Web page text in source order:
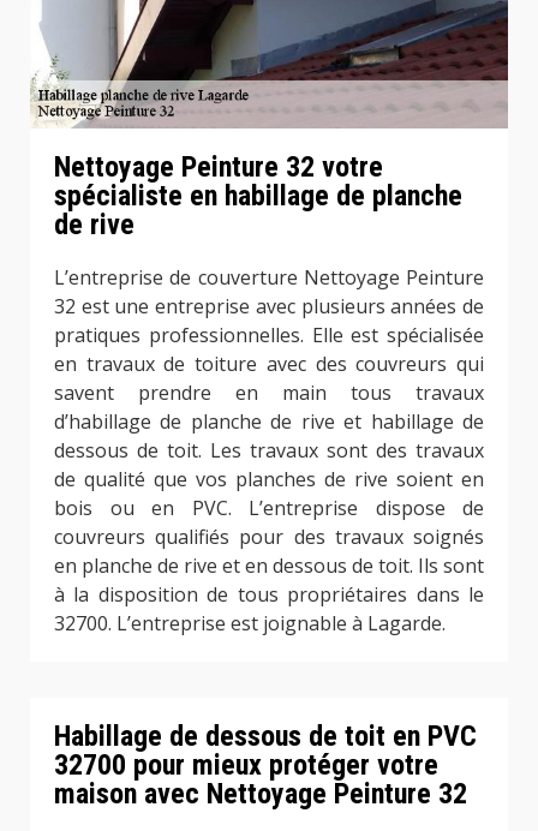
Nettoyage Peinture 32 votre
spécialiste en habillage de planche
de rive
L’entreprise de couverture Nettoyage Peinture
32 est une entreprise avec plusieurs années de
pratiques professionnelles. Elle est spécialisée
en travaux de toiture avec des couvreurs qui
savent prendre en main tous travaux
d’habillage de planche de rive et habillage de
dessous de toit. Les travaux sont des travaux
de qualité que vos planches de rive soient en
bois ou en PVC. L’entreprise dispose de
couvreurs qualifiés pour des travaux soignés
en planche de rive et en dessous de toit. Ils sont
à la disposition de tous propriétaires dans le
32700. L’entreprise est joignable à Lagarde.
Habillage de dessous de toit en PVC
32700 pour mieux protéger votre
maison avec Nettoyage Peinture 32